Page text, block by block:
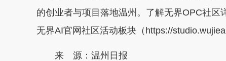
的创业者与项目落地温州。了解无界OPC社
无界AI官网社区活动板块（https://
来 源：温州日报